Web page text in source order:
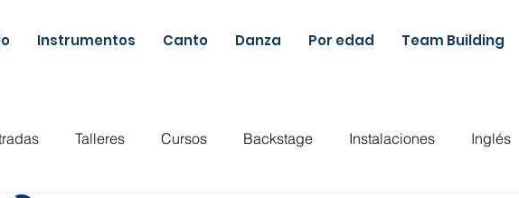
Instrumentos Canto Danza Por edad Team Building
Talleres Cursos Backstage Instalaciones Inglés